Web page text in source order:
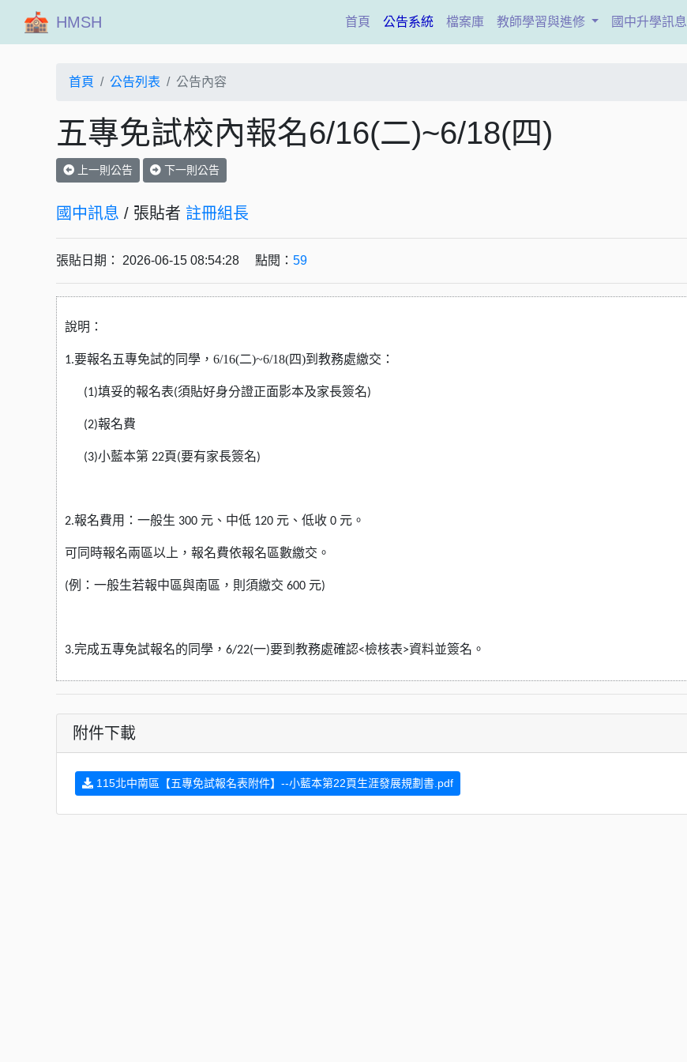
HMSH 首頁(current)
公告系統 檔案庫 教師學習與進修 國中升學訊息
首頁 公告列表 公告內容
五專免試校內報名6/16(二)~6/18(四)
上一則公告 下一則公告
國中訊息 / 張貼者 註冊組長
張貼日期： 2026-06-15 08:54:28 點閱： 59
說明：
1.要報名五專免試的同學，6/16(二)~6/18(四)到 教務處繳交 ：
(1)填妥的報名表(須貼好身分證正面影本及家長簽名)
(2)報名費
(3)小藍本第 22頁(要有家長簽名)
2.報名費用 ： 一般生 300 元、中低 120 元、低收 0 元。
可同時報名兩區以上 ， 報名費依報名區數繳交 。
(例 ： 一般生若報中區與南區 ， 則須繳交 600 元)
3.完成五專免試報名的同學 ， 6/22(一)要到教務處確認<檢核表>資料並簽名。
附件下載
115北中南區【五專免試報名表附件】--小藍本第22頁生涯發展規劃書.pdf